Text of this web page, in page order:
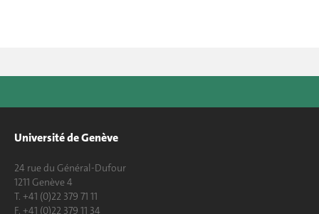
Université de Genève
24 rue du Général-Dufour
1211 Genève 4
T. +41 (0)22 379 71 11
F. +41 (0)22 379 11 34